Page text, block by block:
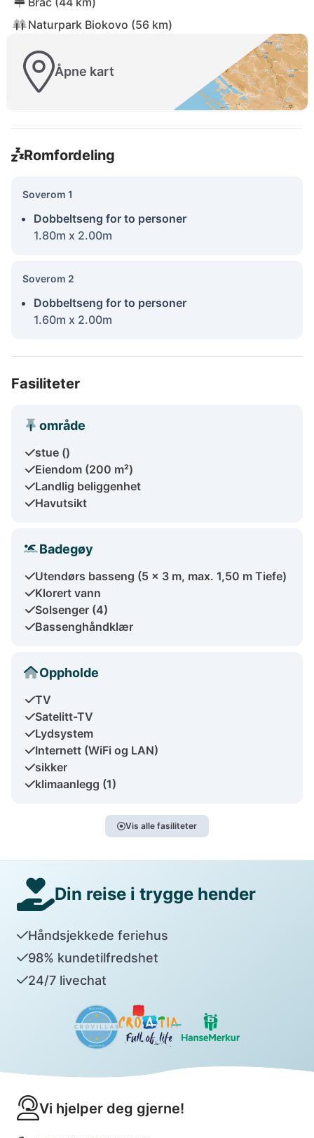
Naturpark Biokovo (56 km)
Åpne kart
Romfordeling
Soverom 1
Dobbeltseng for to personer
1.80m x 2.00m
Soverom 2
Dobbeltseng for to personer
1.60m x 2.00m
Fasiliteter
område
stue ()
Eiendom (200 m²)
Landlig beliggenhet
Havutsikt
Badegøy
Utendørs basseng (5 x 3 m, max. 1,50 m Tiefe)
Klorert vann
Solsenger (4)
Bassenghåndklær
Oppholde
TV
Satelitt-TV
Lydsystem
Internett (WiFi og LAN)
sikker
klimaanlegg (1)
Vis alle fasiliteter
Din reise i trygge hender
Håndsjekkede feriehus
98% kundetilfredshet
24/7 livechat
Vi hjelper deg gjerne!